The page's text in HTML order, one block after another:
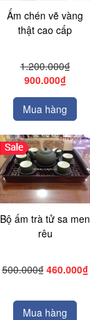
Ấm chén vẽ vàng
thật cao cấp
1.200.000₫
900.000₫
Mua hàng
Bộ ấm trà tử sa men
rêu
500.000₫ 460.000₫
Mua hàng